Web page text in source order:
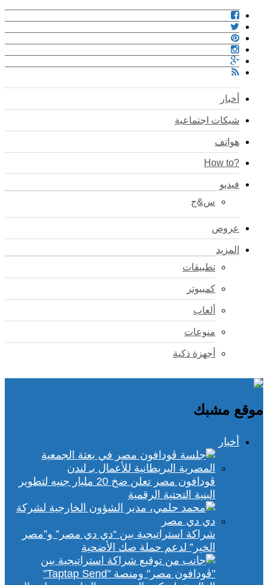
أخبار
شبكات اجتماعية
هواتف
?How to
فيديو
س&ج
عروض
المزيد
تطبيقات
كمبيوتر
ألعاب
منوعات
أجهزة ذكية
موقع مشبك
أخبار
ڤودافون مصر تعلن ضخ 20 مليار جنيه لتطوير
البنية التحتية الرقمية
شراكة استراتيجية بين “دي دي مصر” و”مصر
الخير” لدعم حملة صك الأضحية